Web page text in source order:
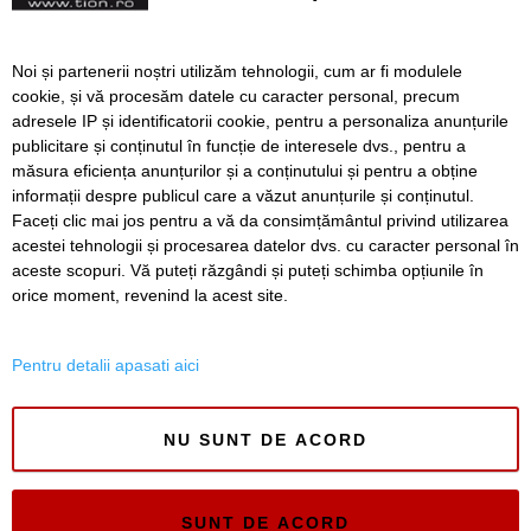
Începe renovarea fațadelor
și curților interioare ale
Palatului Baroc. O firmă din
Timișoara a câștigat
licitația
Înapoi Înainte
SERVICII Redactia
Folosinta Cookie-urilor
Noi și partenerii noștri utilizăm tehnologii, cum ar fi modulele
cookie, și vă procesăm datele cu caracter personal, precum
adresele IP și identificatorii cookie, pentru a personaliza anunțurile
publicitare și conținutul în funcție de interesele dvs., pentru a
măsura eficiența anunțurilor și a conținutului și pentru a obține
informații despre publicul care a văzut anunțurile și conținutul.
Faceți clic mai jos pentru a vă da consimțământul privind utilizarea
acestei tehnologii și procesarea datelor dvs. cu caracter personal în
aceste scopuri. Vă puteți răzgândi și puteți schimba opțiunile în
orice moment, revenind la acest site.
Pentru detalii apasati aici
NU SUNT DE ACORD
SUNT DE ACORD